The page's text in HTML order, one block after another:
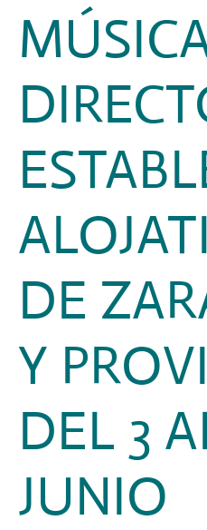
DE
Y
DEL 3
JUNIO